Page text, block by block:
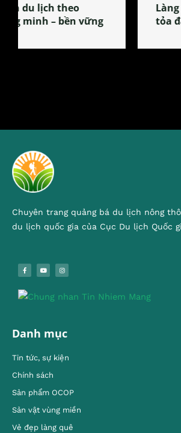
Làng làm bánh tẻ Phú Nhi –
tỏa đặc sản xứ Đoài
Chuyên trang quảng bá du lịch nông
du lịch quốc gia của Cục Du lịch Quốc
Danh mục
Tin tức, sự kiện
Chính sách
Sản phẩm OCOP
Sản vật vùng miền
Vẻ đẹp làng quê